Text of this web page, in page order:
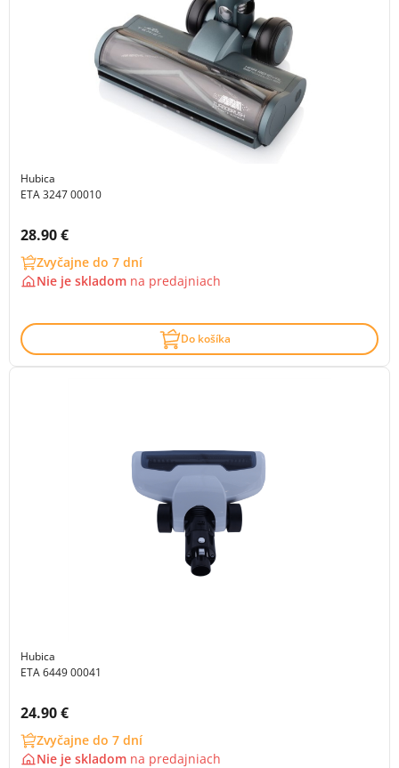
Hubica
ETA 3247 00010
Cena s DPH:
28.90 €
Zvyčajne do 7 dní
Nie je skladom na predajniach
Do košíka
Hubica
ETA 6449 00041
Cena s DPH:
24.90 €
Zvyčajne do 7 dní
Nie je skladom na predajniach